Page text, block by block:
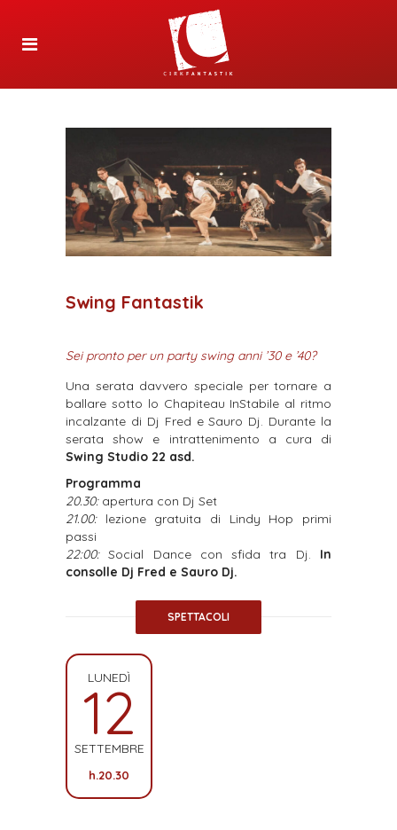
Swing Fantastik
Sei pronto per un party swing anni ’30 e ’40?
Una serata davvero speciale per tornare a
ballare sotto lo Chapiteau InStabile al ritmo
incalzante di Dj Fred e Sauro Dj. Durante la
serata show e intrattenimento a cura di
Swing Studio 22 asd.
Programma
20.30:apertura con Dj Set
21.00:lezione gratuita di Lindy Hop primi
passi
22:00:Social Dance con sfida tra Dj. In
consolle Dj Fred e Sauro Dj.
SPETTACOLI
LUNEDÌ
12
SETTEMBRE
h.20.30